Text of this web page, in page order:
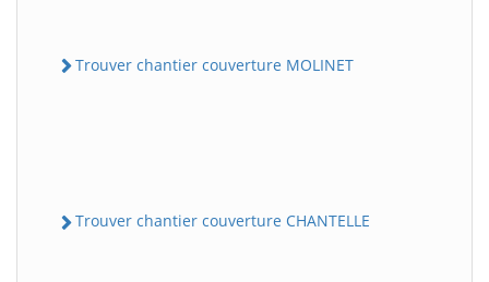
Trouver chantier couverture MOLINET
Trouver chantier couverture CHANTELLE